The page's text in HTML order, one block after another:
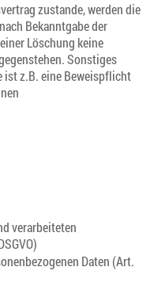
zustande, werden die
Bekanntgabe der
Löschung keine
Sonstiges
ist z.B. eine Beweispflicht
verarbeiteten
Daten (Art.